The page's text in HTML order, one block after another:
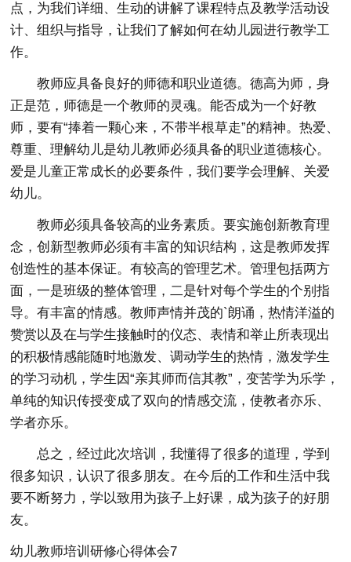
点，为我们详细、生动的讲解了课程特点及教学活动设
计、组织与指导，让我们了解如何在幼儿园进行教学工
作。
教师应具备良好的师德和职业道德。德高为师，身
正是范，师德是一个教师的灵魂。能否成为一个好教
师，要有“捧着一颗心来，不带半根草走”的精神。热爱、
尊重、理解幼儿是幼儿教师必须具备的职业道德核心。
爱是儿童正常成长的必要条件，我们要学会理解、关爱
幼儿。
教师必须具备较高的业务素质。要实施创新教育理
念，创新型教师必须有丰富的知识结构，这是教师发挥
创造性的基本保证。有较高的管理艺术。管理包括两方
面，一是班级的整体管理，二是针对每个学生的个别指
导。有丰富的情感。教师声情并茂的`朗诵，热情洋溢的
赞赏以及在与学生接触时的仪态、表情和举止所表现出
的积极情感能随时地激发、调动学生的热情，激发学生
的学习动机，学生因“亲其师而信其教”，变苦学为乐学，
单纯的知识传授变成了双向的情感交流，使教者亦乐、
学者亦乐。
总之，经过此次培训，我懂得了很多的道理，学到
很多知识，认识了很多朋友。在今后的工作和生活中我
要不断努力，学以致用为孩子上好课，成为孩子的好朋
友。
幼儿教师培训研修心得体会7